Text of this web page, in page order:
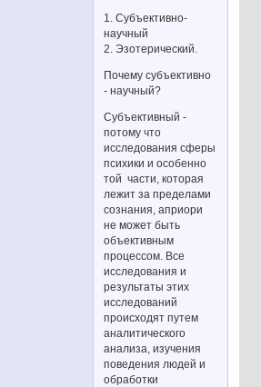
1. Субъективно-
научный
2. Эзотерический.
Почему субъективно
- научный?
Субъективный -
потому что
исследования сферы
психики и особенно
той части, которая
лежит за пределами
сознания, априори
не может быть
объективным
процессом. Все
исследования и
результаты этих
исследований
происходят путем
аналитического
анализа, изучения
поведения людей и
обработки